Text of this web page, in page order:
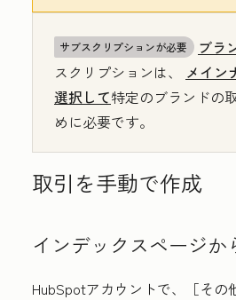
サブスクリプションが必要 ブラ
スクリプションは、 メイン
選択して特定のブランドの
めに必要です。
取引を手動で作成
インデックスページか
HubSpotアカウントで、
［そ